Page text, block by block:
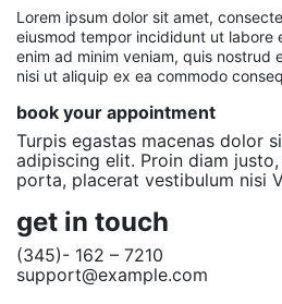
Lorem ipsum dolor sit amet,
eiusmod tempor incididunt ut labore
enim ad minim veniam, quis nostrud
nisi ut aliquip ex ea commodo
book your appointment
Turpis egastas macenas dolor
adipiscing elit. Proin diam
porta, placerat vestibulum nisi
get in touch
(345)- 162 – 7210
support@example.com